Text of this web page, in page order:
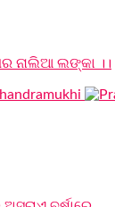
ନାଲିଆ ଲଙ୍କା ।।